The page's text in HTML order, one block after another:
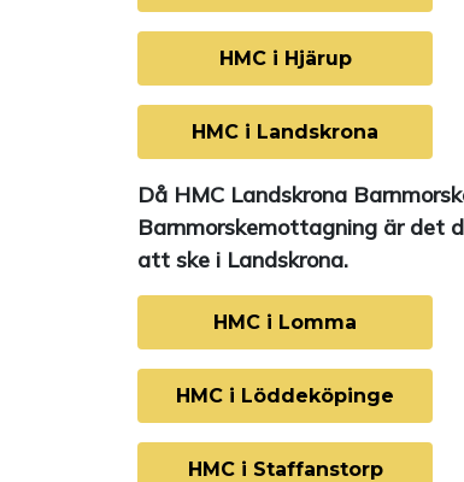
HMC i Hjärup
HMC i Landskrona
Då HMC Landskrona
Barnmorskemottagning är det
att ske i Landskrona.
HMC i Lomma
HMC i Löddeköpinge
HMC i Staffanstorp